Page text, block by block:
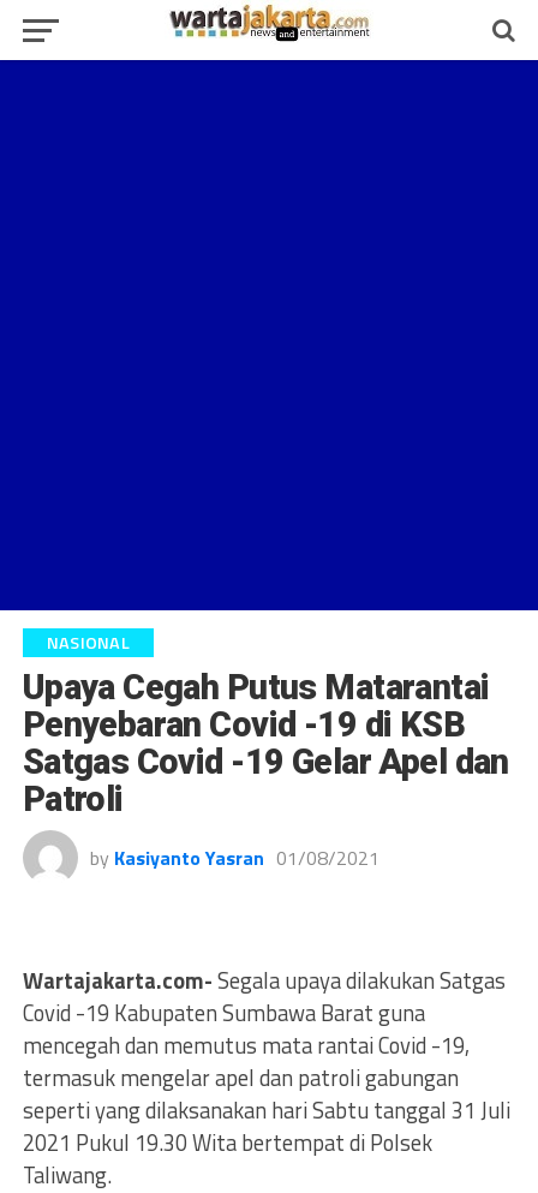
NASIONAL
Upaya Cegah Putus Matarantai
Penyebaran Covid -19 di KSB
Satgas Covid -19 Gelar Apel dan
Patroli
by Kasiyanto Yasran 01/08/2021
Wartajakarta.com-Segala upaya dilakukan Satgas
Covid -19 Kabupaten Sumbawa Barat guna
mencegah dan memutus mata rantai Covid -19,
termasuk mengelar apel dan patroli gabungan
seperti yang dilaksanakan hari Sabtu tanggal 31 Juli
2021 Pukul 19.30 Wita bertempat di Polsek
Taliwang.